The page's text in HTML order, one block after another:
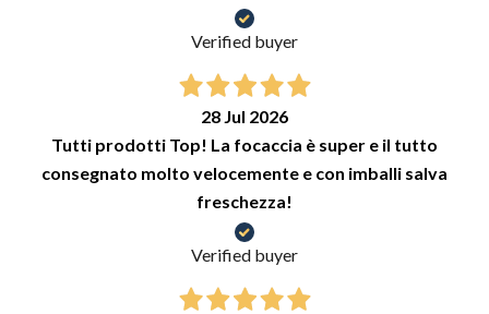
Verified buyer
28 Jul 2026
Tutti prodotti Top! La focaccia è super e il tutto
consegnato molto velocemente e con imballi salva
freschezza!
Verified buyer